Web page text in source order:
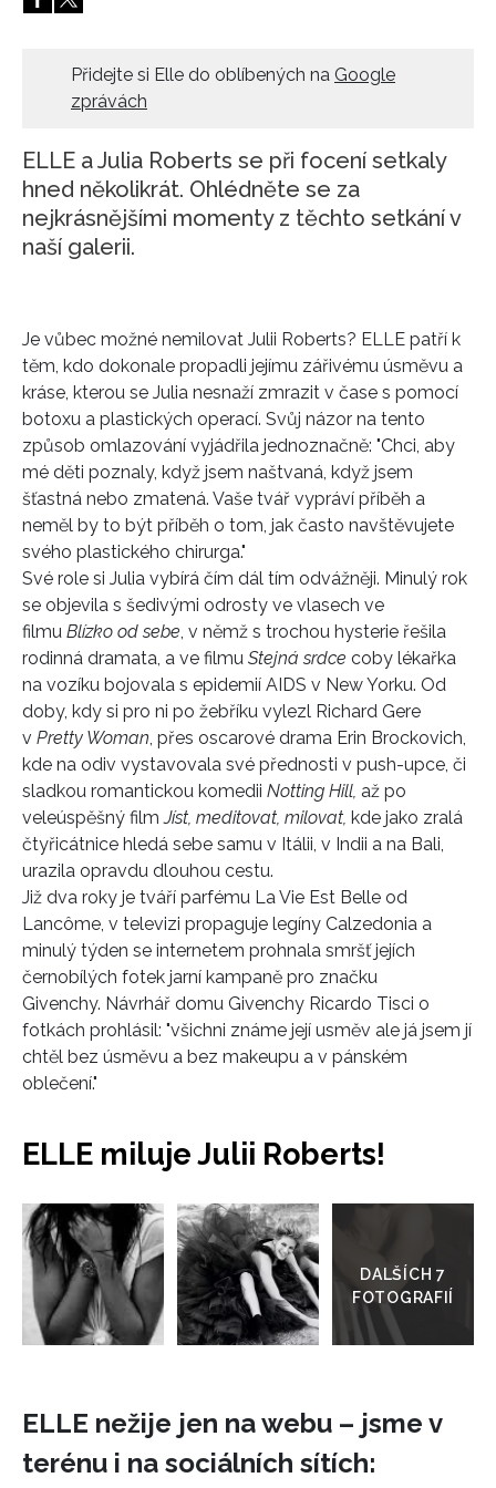
Přidejte si Elle do oblíbených na Google
zprávách
ELLE a Julia Roberts se při focení setkaly
hned několikrát. Ohlédněte se za
nejkrásnějšími momenty z těchto setkání v
naší galerii.
Je vůbec možné nemilovat Julii Roberts? ELLE patří k
těm, kdo dokonale propadli jejímu zářivému úsměvu a
kráse, kterou se Julia nesnaží zmrazit v čase s pomocí
botoxu a plastických operací. Svůj názor na tento
způsob omlazování vyjádřila jednoznačně: "Chci, aby
mé děti poznaly, když jsem naštvaná, když jsem
šťastná nebo zmatená. Vaše tvář vypráví příběh a
neměl by to být příběh o tom, jak často navštěvujete
svého plastického chirurga."
Své role si Julia vybírá čím dál tím odvážněji. Minulý rok
se objevila s šedivými odrosty ve vlasech ve
filmu Blízko od sebe, v němž s trochou hysterie řešila
rodinná dramata, a ve filmu Stejná srdce coby lékařka
na vozíku bojovala s epidemií AIDS v New Yorku. Od
doby, kdy si pro ni po žebříku vylezl Richard Gere
v Pretty Woman, přes oscarové drama Erin Brockovich,
kde na odiv vystavovala své přednosti v push-upce, či
sladkou romantickou komedii Notting Hill, až po
veleúspěšný filmJíst, meditovat, milovat, kde jako zralá
čtyřicátnice hledá sebe samu v Itálii, v Indii a na Bali,
urazila opravdu dlouhou cestu.
Již dva roky je tváří parfému La Vie Est Belle od
Lancôme, v televizi propaguje legíny Calzedonia a
minulý týden se internetem prohnala smršť jejích
černobílých fotek jarní kampaně pro značku
Givenchy. Návrhář domu Givenchy Ricardo Tisci o
fotkách prohlásil: "všichni známe její usměv ale já jsem jí
chtěl bez úsměvu a bez makeupu a v pánském
oblečení."
ELLE miluje Julii Roberts!
galerie
ELLE nežije jen na webu – jsme v
terénu i na sociálních sítích: